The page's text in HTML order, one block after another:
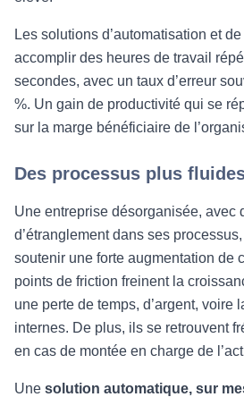
Les solutions d’automatisation et
accomplir des heures de travail
secondes, avec un taux d’erreur
%. Un gain de productivité qui se
sur la marge bénéficiaire de
Des processus plus
Une entreprise désorganisée, avec
d’étranglement dans ses
soutenir une forte augmentation de
points de friction freinent la
une perte de temps, d’argent, voire
internes. De plus, ils se retrouvent
en cas de montée en charge de
Une solution automatique, sur